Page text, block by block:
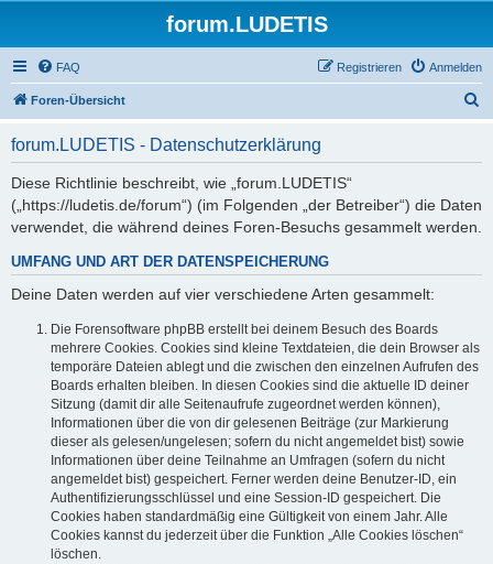
forum.LUDETIS
FAQ Anmelden
Registrieren
Foren-Übersicht
forum.LUDETIS - Datenschutzerklärung
Diese Richtlinie beschreibt, wie „forum.LUDETIS“
(„https://ludetis.de/forum“) (im Folgenden „der Betreiber“) die Daten
verwendet, die während deines Foren-Besuchs gesammelt werden.
UMFANG UND ART DER DATENSPEICHERUNG
Deine Daten werden auf vier verschiedene Arten gesammelt:
Die Forensoftware phpBB erstellt bei deinem Besuch des Boards
mehrere Cookies. Cookies sind kleine Textdateien, die dein Browser als
temporäre Dateien ablegt und die zwischen den einzelnen Aufrufen des
Boards erhalten bleiben. In diesen Cookies sind die aktuelle ID deiner
Sitzung (damit dir alle Seitenaufrufe zugeordnet werden können),
Informationen über die von dir gelesenen Beiträge (zur Markierung
dieser als gelesen/ungelesen; sofern du nicht angemeldet bist) sowie
Informationen über deine Teilnahme an Umfragen (sofern du nicht
angemeldet bist) gespeichert. Ferner werden deine Benutzer-ID, ein
Authentifizierungsschlüssel und eine Session-ID gespeichert. Die
Cookies haben standardmäßig eine Gültigkeit von einem Jahr. Alle
Cookies kannst du jederzeit über die Funktion „Alle Cookies löschen“
löschen.